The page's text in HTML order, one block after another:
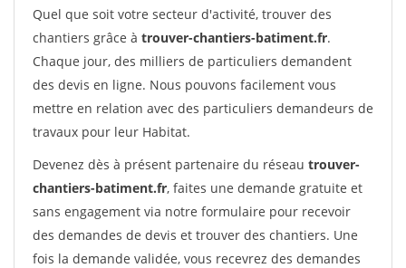
Quel que soit votre secteur d'activité, trouver des
chantiers grâce à trouver-chantiers-batiment.fr.
Chaque jour, des milliers de particuliers demandent
des devis en ligne. Nous pouvons facilement vous
mettre en relation avec des particuliers demandeurs de
travaux pour leur Habitat.
Devenez dès à présent partenaire du réseau trouver-
chantiers-batiment.fr, faites une demande gratuite et
sans engagement via notre formulaire pour recevoir
des demandes de devis et trouver des chantiers. Une
fois la demande validée, vous recevrez des demandes